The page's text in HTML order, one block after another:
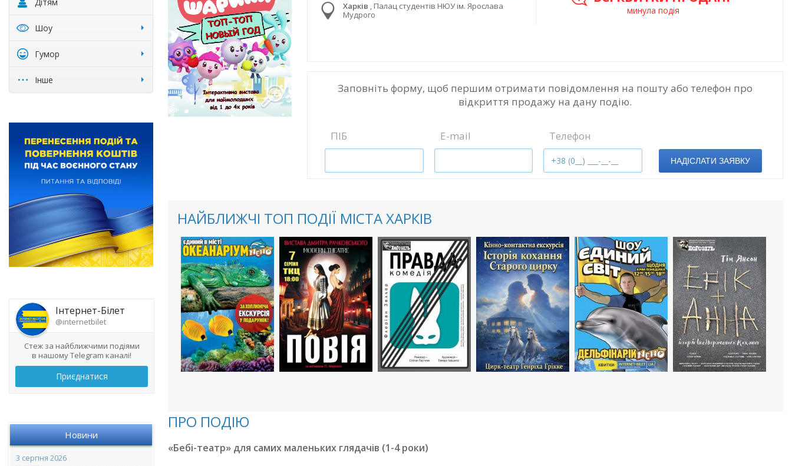
Шоу
Гумор
Інше
Інтернет-Білет
@internetbilet
Стеж за найближчими подіями
в нашому Telegram каналі!
Приєднатися
Новини
3 серпня 2026
Харків
Палац студентів НЮУ ім. Ярослава
Мудрого
минула подія
Заповніть форму, щоб першим отримати повідомлення на пошту або телефон про
відкриття продажу на дану подію.
ПІБ E-mail Телефон
НАДІСЛАТИ ЗАЯВКУ
НАЙБЛИЖЧІ ТОП ПОДІЇ МІСТА ХАРКІВ
ПРО ПОДІЮ
«Бебі-театр» для самих маленьких глядачів (1-4 роки)